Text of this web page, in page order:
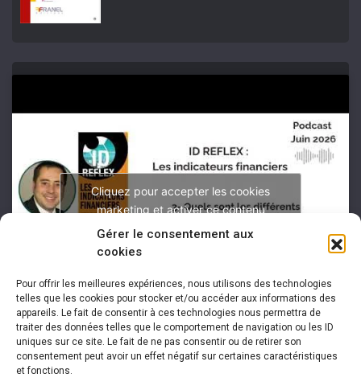
Gérer le consentement aux
cookies
Pour offrir les meilleures expériences, nous utilisons des technologies
telles que les cookies pour stocker et/ou accéder aux informations des
appareils. Le fait de consentir à ces technologies nous permettra de
traiter des données telles que le comportement de navigation ou les ID
uniques sur ce site. Le fait de ne pas consentir ou de retirer son
consentement peut avoir un effet négatif sur certaines caractéristiques
et fonctions.
Cliquez pour accepter les cookies
marketing et activer ce contenu